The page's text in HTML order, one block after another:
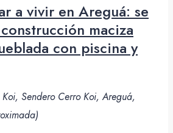
a vivir en Areguá: se
maciza
con piscina y
Sendero Cerro Koi, Areguá,